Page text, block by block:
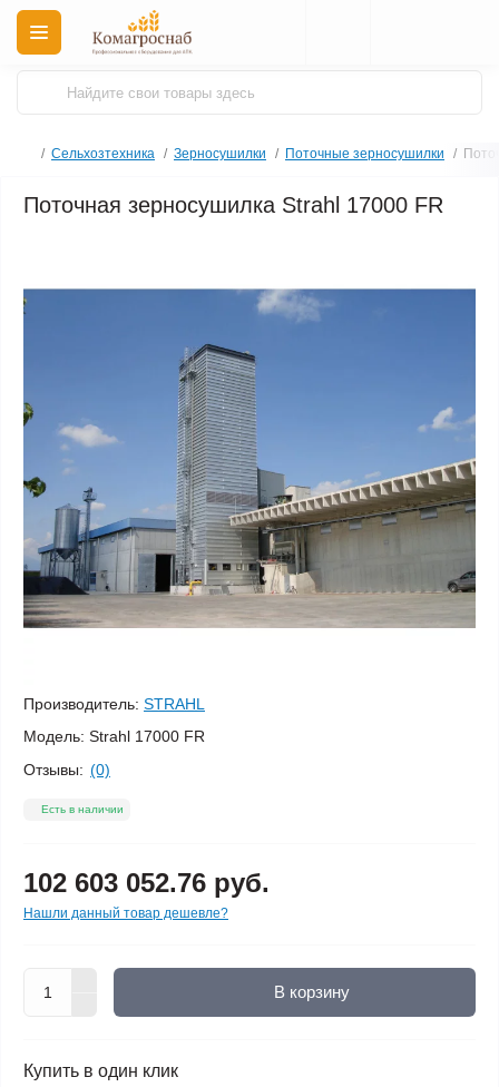
Сельхозтехника Зерносушилки Поточные зерносушилки
Поточная зерносушилка Strahl 17000 FR
Производитель: STRAHL
Модель: Strahl 17000 FR
Отзывы: (0)
Есть в наличии
102 603 052.76 руб.
Нашли данный товар дешевле?
В корзину
Купить в один клик